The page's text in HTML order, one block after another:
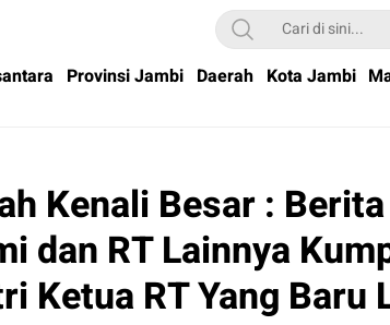
Provinsi Jambi Daerah Kota Jambi
Kenali Besar :
dan RT Lainnya
Ketua RT Yang Baru